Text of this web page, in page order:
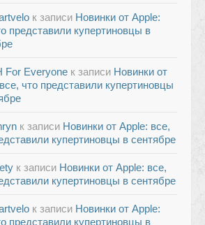
к записи Новинки от Apple:
представили купертиновцы в
For Everyone к записи Новинки от
что представили купертиновцы
к записи Новинки от Apple: все,
купертиновцы в сентябре
к записи Новинки от Apple: все,
купертиновцы в сентябре
к записи Новинки от Apple:
представили купертиновцы в